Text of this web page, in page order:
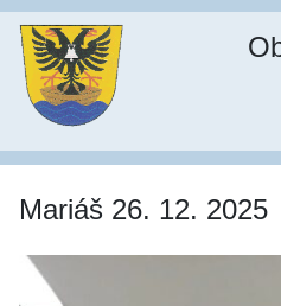
Mariáš 26. 12. 2025